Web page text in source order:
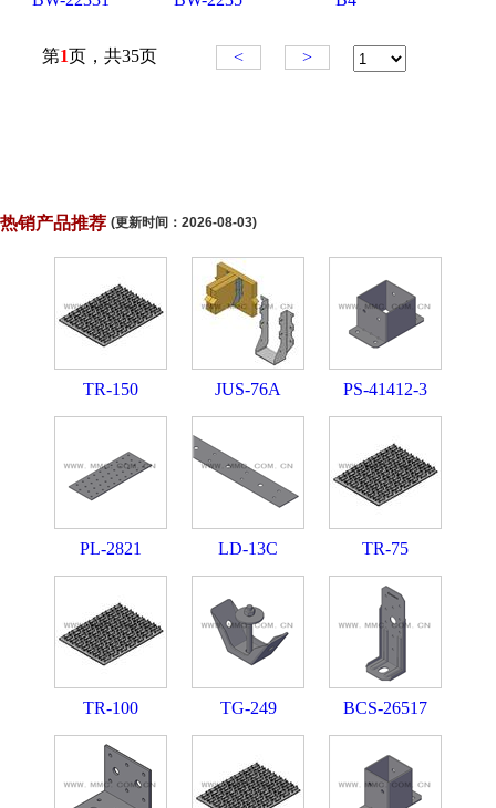
热销产品推荐 (更新时间： 2026-08-03)
TR-150 JUS-76A PS-41412-3
PL-2821 LD-13C TR-75
TR-100 TG-249 BCS-26517